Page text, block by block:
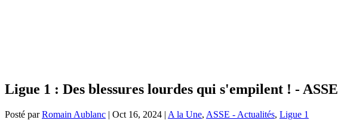
Ligue 1 : Des blessures lourdes qui s'empilent ! - ASSE
Posté parRomain Aublanc | Oct 16, 2024 | A la Une, ASSE - Actualités, Ligue 1